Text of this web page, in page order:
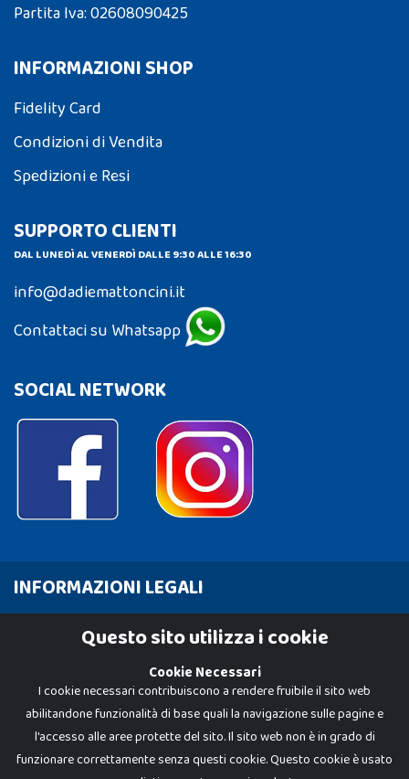
Partita Iva: 02608090425
INFORMAZIONI SHOP
Fidelity Card
Condizioni di Vendita
Spedizioni e Resi
SUPPORTO CLIENTI
DAL LUNEDÌ AL VENERDÌ DALLE 9:30 ALLE 16:30
info@dadiemattoncini.it
Contattaci su Whatsapp
SOCIAL NETWORK
INFORMAZIONI LEGALI
Cookie PolicyQuesto sito utilizza i cookie
Cookie Necessari
I cookie necessari contribuiscono a rendere fruibile il sito web
abilitandone funzionalità di base quali la navigazione sulle pagine e
l'accesso alle aree protette del sito. Il sito web non è in grado di
funzionare correttamente senza questi cookie. Questo cookie è usato